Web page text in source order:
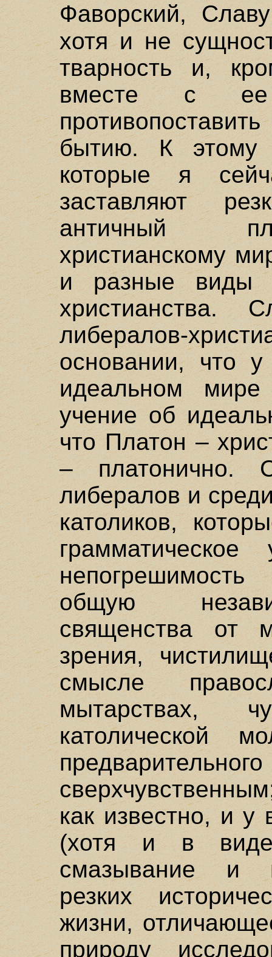
Фаворский,
хотя и не
тварность и,
вместе с ее
бытию. К этому
которые я
заставляют
античный
христианскому
и разные виды
христианства.
либералов-
основании, что
идеальном
учение об
что Платон –
– платонично.
либералов и
католиков,
общую
священства от
зрения,
смысле
мытарствах,
католической
как известно, и у
(хотя и в виде
смазывание и
резких
жизни,
природу